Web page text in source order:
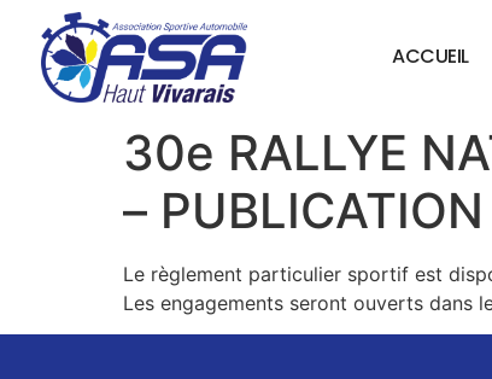
ACCUEIL
30e RALLYE
–
Le règlement particulier sportif est
Les engagements seront ouverts dans